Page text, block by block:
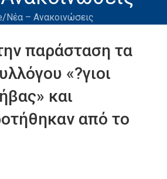
Νέα – Ανακοινώσεις
παράσταση τα
«?γιοι
και
από το